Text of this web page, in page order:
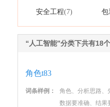
安全工程(7) 包
“人工智能”分类下共有18
角色t83
词条样例：
角色、分析思路、
数据要准确、结果